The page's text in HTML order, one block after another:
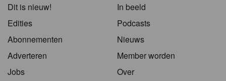
Dit is nieuw!
Edities
Abonnementen
Adverteren
Jobs
In beeld
Podcasts
Nieuws
Member worden
Over